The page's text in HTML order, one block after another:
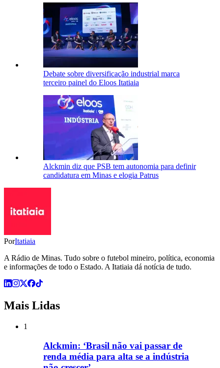
Debate sobre diversificação industrial marca
terceiro painel do Eloos Itatiaia
Alckmin diz que PSB tem autonomia para definir
candidatura em Minas e elogia Patrus
PorItatiaia
A Rádio de Minas. Tudo sobre o futebol mineiro, política, economia
e informações de todo o Estado. A Itatiaia dá notícia de tudo.
Mais Lidas
1
Alckmin: ‘Brasil não vai passar de
renda média para alta se a indústria